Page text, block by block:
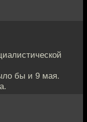
бы и 9 мая.